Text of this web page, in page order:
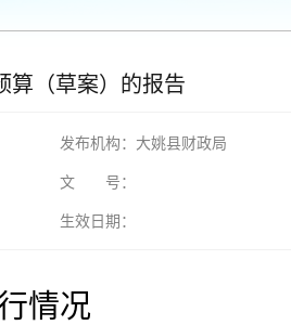
算（草案）的报告
发布机构：大姚县财政局
文 号：
生效日期：
情况